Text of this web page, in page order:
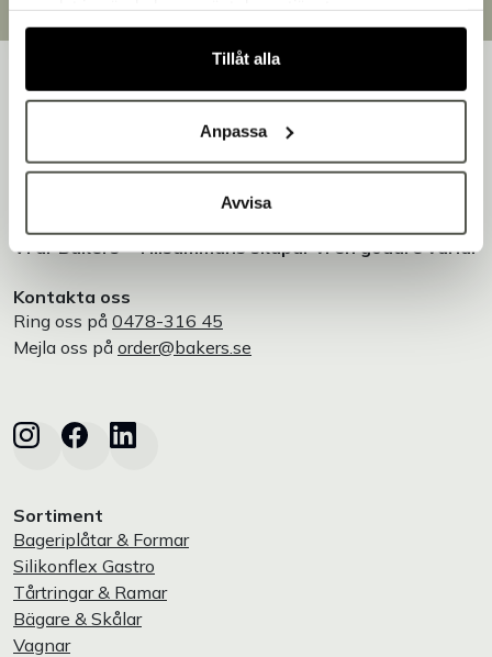
Tillåt alla
Anpassa
Avvisa
Bakers är en helhetsleverantör av professionell
utrustning för bageri, konditori och restaurang – med egen
Vi är Bakers - Tillsammans skapar vi en godare värld!
Kontakta oss
Ring oss på 0478-316 45
Mejla oss på order@bakers.se
Sortiment
Bageriplåtar & Formar
Silikonflex Gastro
Tårtringar & Ramar
Bägare & Skålar
Vagnar